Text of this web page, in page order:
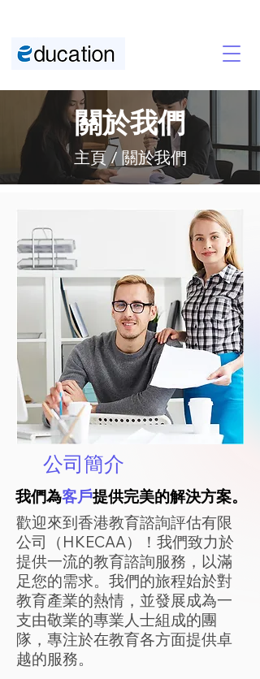
關於我們
主頁/ 關於我們
公司簡介
我們為客戶提供完美的解決方案。
歡迎來到香港教育諮詢評估有限
公司（HKECAA）！我們致力於
提供一流的教育諮詢服務，以滿
足您的需求。我們的旅程始於對
教育產業的熱情，並發展成為一
支由敬業的專業人士組成的團
隊，專注於在教育各方面提供卓
越的服務。